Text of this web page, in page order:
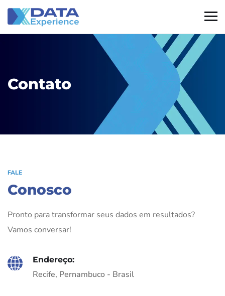
Contato
FALE
Conosco
Pronto para transformar seus dados em resultados?
Vamos conversar!
Endereço:
Recife, Pernambuco - Brasil